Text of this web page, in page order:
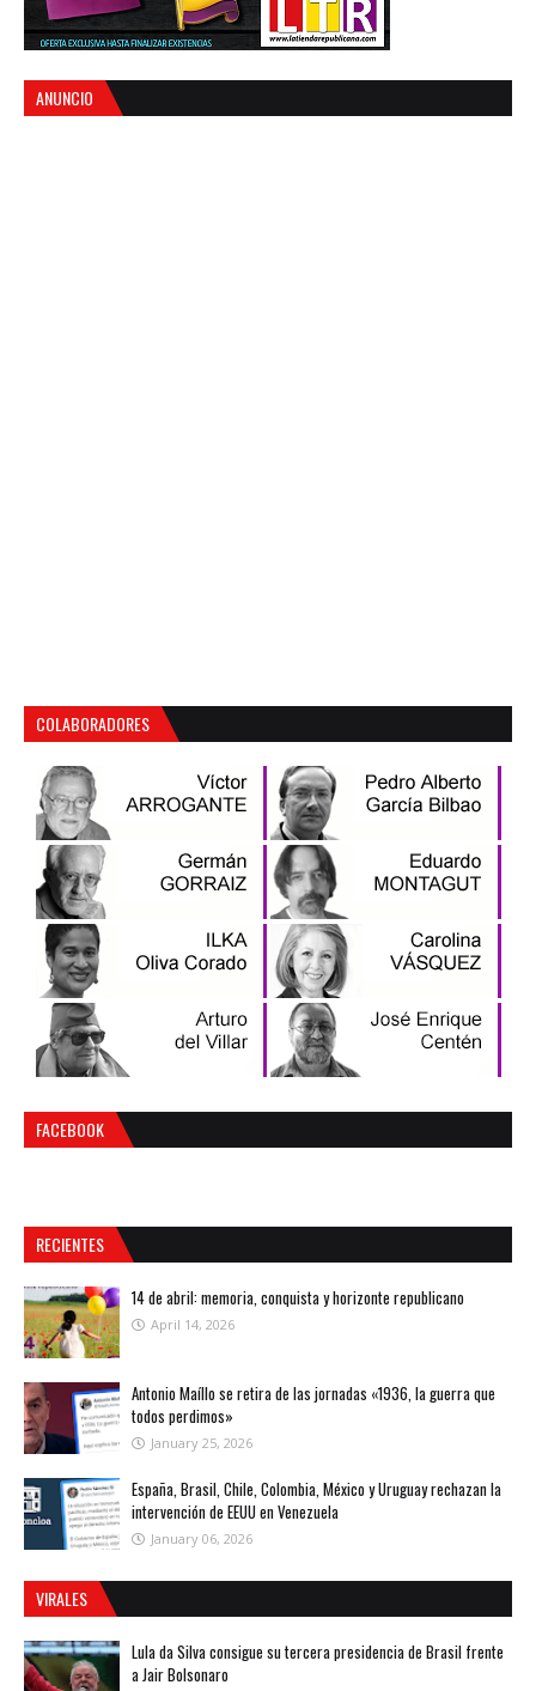
ANUNCIO
COLABORADORES
FACEBOOK
RECIENTES
14 de abril: memoria, conquista y horizonte republicano
April 14, 2026
Antonio Maíllo se retira de las jornadas «1936, la guerra que
todos perdimos»
January 25, 2026
España, Brasil, Chile, Colombia, México y Uruguay rechazan la
intervención de EEUU en Venezuela
January 06, 2026
VIRALES
Lula da Silva consigue su tercera presidencia de Brasil frente
a Jair Bolsonaro